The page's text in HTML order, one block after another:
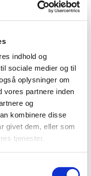
indhold og
sociale medier og til
oplysninger om
vores partnere inden
og
kombinere disse
givet dem, eller som
tjenester.
af den
går ubeskåret til
i Tune sogn.